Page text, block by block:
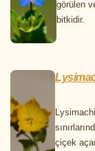
görülen
bitkidir.
çiçek